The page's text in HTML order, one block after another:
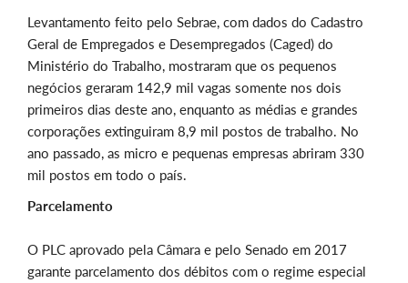
Levantamento feito pelo Sebrae, com dados do Cadastro
Geral de Empregados e Desempregados (Caged) do
Ministério do Trabalho, mostraram que os pequenos
negócios geraram 142,9 mil vagas somente nos dois
primeiros dias deste ano, enquanto as médias e grandes
corporações extinguiram 8,9 mil postos de trabalho. No
ano passado, as micro e pequenas empresas abriram 330
mil postos em todo o país.
Parcelamento
O PLC aprovado pela Câmara e pelo Senado em 2017
garante parcelamento dos débitos com o regime especial